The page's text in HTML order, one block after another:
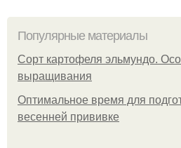
Популярные материалы
Сорт картофеля эльмундо.
выращивания
Оптимальное время для
весенней прививке